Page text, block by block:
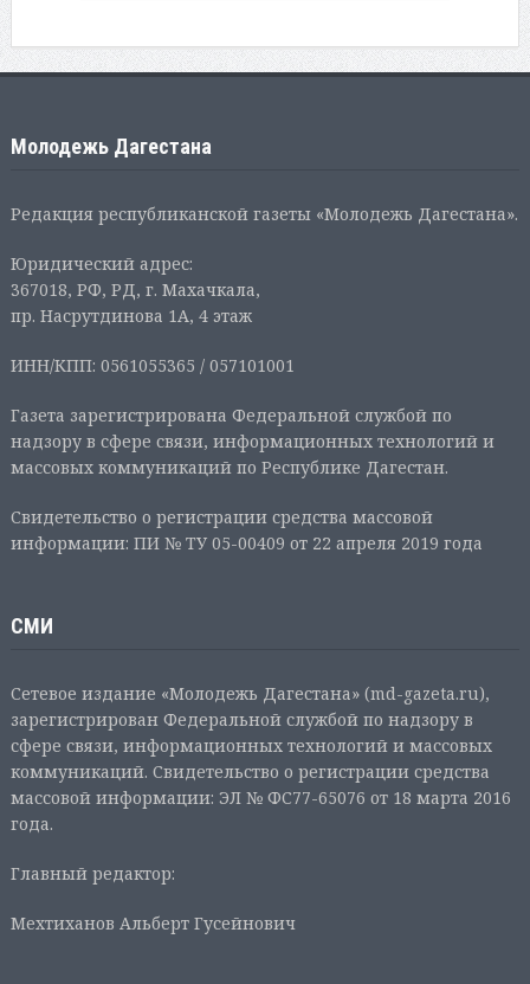
Молодежь Дагестана
Редакция республиканской газеты «Молодежь Дагестана».
Юридический адрес:
367018, РФ, РД, г. Махачкала,
пр. Насрутдинова 1А, 4 этаж
ИНН/КПП: 0561055365 / 057101001
Газета зарегистрирована Федеральной службой по
надзору в сфере связи, информационных технологий и
массовых коммуникаций по Республике Дагестан.
Свидетельство о регистрации средства массовой
информации: ПИ № ТУ 05-00409 от 22 апреля 2019 года
СМИ
Сетевое издание «Молодежь Дагестана» (md-gazeta.ru),
зарегистрирован Федеральной службой по надзору в
сфере связи, информационных технологий и массовых
коммуникаций. Свидетельство о регистрации средства
массовой информации: ЭЛ № ФС77-65076 от 18 марта 2016
года.
Главный редактор:
Мехтиханов Альберт Гусейнович